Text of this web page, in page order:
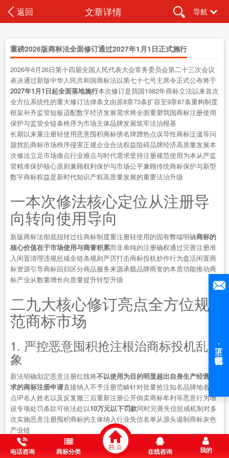
返回 文章详情 导航
重磅2026版商标法全面修订通过2027年1月1日正式施行
2026年6月26日第十四届全国人民代表大会常务委员会第二十三次会议
表决通过新版中华人民共和国商标法以第七十七号主席令正式公布将于
2027年1月1日起全面落地施行本次修订是我国1982年商标立法以来首次
全方位系统性的重大修订法律条文由原8章73条扩容至9章87条重构制度
框架补齐监管短板适配数字经济发展需求将全面重塑我国商标注册使用
保护与监管全链条秩序为市场主体品牌发展筑牢法治根基
长期以来重注册轻使用恶意囤积商标傍名牌蹭热点误导性商标泛滥等问
题扰乱商标市场秩序侵害正规企业合法权益阻碍品牌经济高质量发展本
次修法立足市场痛点行业难点与时代需求坚持注册规范使用为本从严监
管精准保护核心原则兼顾权利保护与市场公平兼顾传统商标保护与新型
数字商标权益是新时代知识产权高质量发展的重要法治升级
一本次修法核心定位从注册导
向转向使用导向
新版商标法彻底扭转过往商标制度重注册轻使用的固有弊端明确商标的
核心价值在于市场使用与商誉积累而非单纯的注册确权通过完善注册准
入闲置清理违规惩戒全链条规则严厉打击商标投机炒作行为盘活闲置商
标资源引导商标回归区分商品服务来源承载品牌商誉的本质功能推动商
标产业从数量增长向质量提升转型升级
二九大核心修订亮点全方位规
范商标市场
1. 严控恶意囤积抢注根治商标投机乱
象
新法明确划定恶意注册红线将不以使用为目的明显超出自身生产经营需
求的商标注册申请直接纳入不予注册范畴针对批量抢注知名品牌地名热
点IP名人姓名以及反复撤三后重新注册公开倒卖商标牟利等恶意行为增
设专项处罚条款可依法处以10万元以下罚款同时完善失信惩戒机制对多
次实施恶意注册囤积商标的主体纳入行业失信名单从源头遏制商标灰色
产业链
2. 优化闲置商标退出机制激活商标资
电话咨询 商标分类 在线咨询 我的